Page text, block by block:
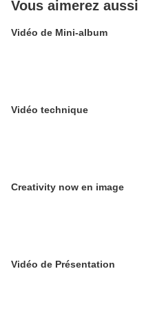
Vous aimerez aussi
Vidéo de Mini-album
Vidéo technique
Creativity now en image
Vidéo de Présentation